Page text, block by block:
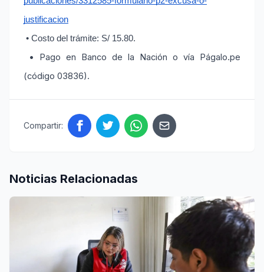
justificacion
• Costo del trámite: S/ 15.80.
• Pago en Banco de la Nación o vía Págalo.pe
(código 03836).
Compartir:
Noticias Relacionadas